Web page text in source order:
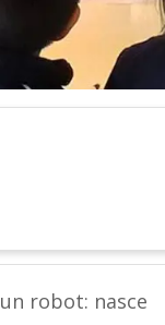
robot: nasce